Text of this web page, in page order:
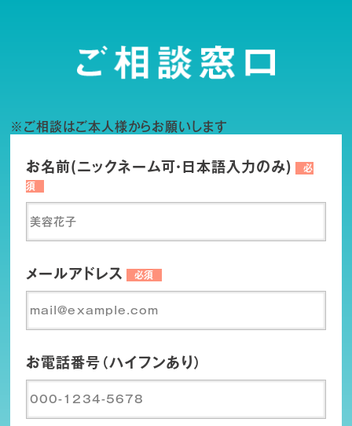
※ご相談はご本人様からお願いします
お名前(ニックネーム可・日本語入力のみ)
必
須
メールアドレス 必須
お電話番号（ハイフンあり）